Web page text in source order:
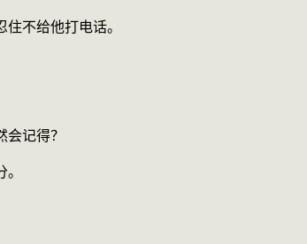
不给他打电话。
记得？